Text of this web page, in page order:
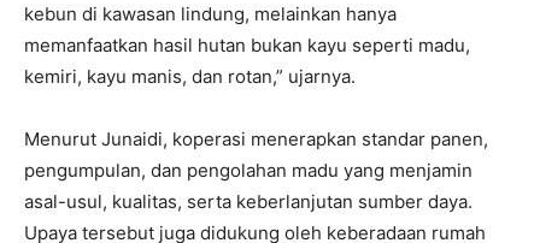
kebun di kawasan lindung, melainkan hanya
memanfaatkan hasil hutan bukan kayu seperti madu,
kemiri, kayu manis, dan rotan,” ujarnya.
Menurut Junaidi, koperasi menerapkan standar panen,
pengumpulan, dan pengolahan madu yang menjamin
asal-usul, kualitas, serta keberlanjutan sumber daya.
Upaya tersebut juga didukung oleh keberadaan rumah